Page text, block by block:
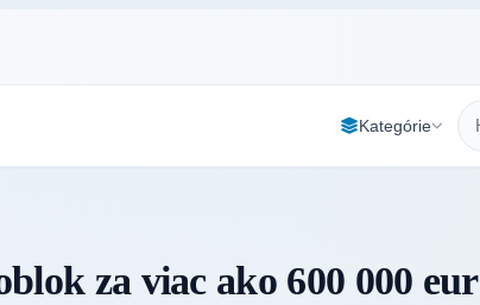
Kategórie
za viac ako 600 000 eur